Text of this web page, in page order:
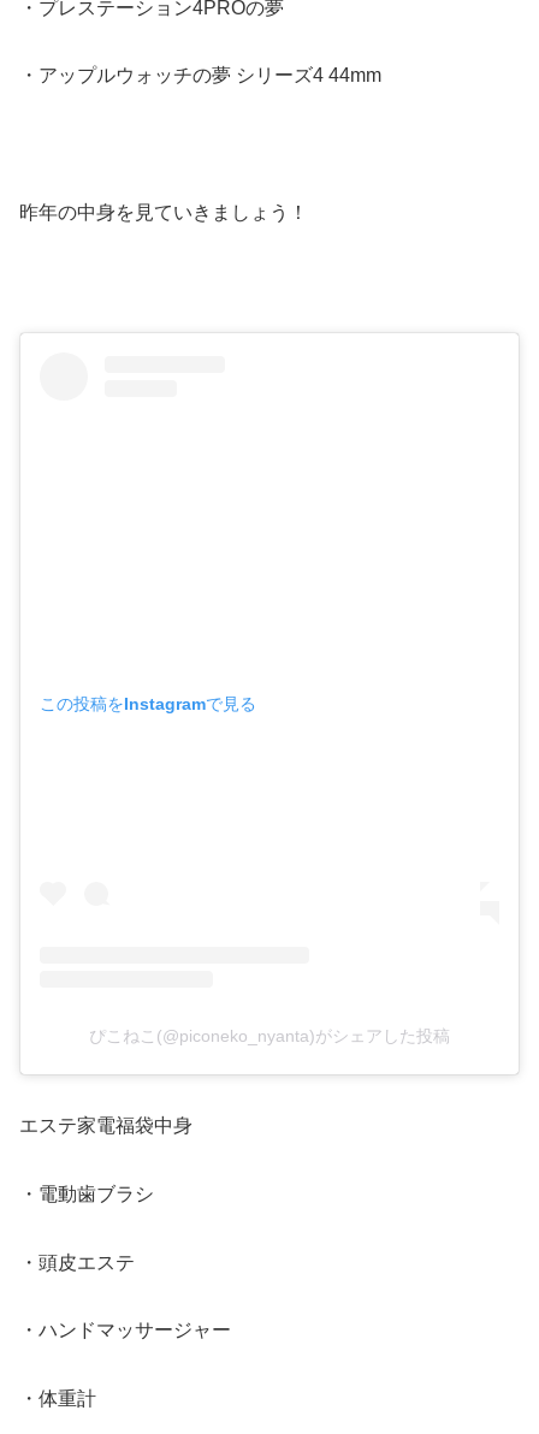
・プレステーション4PROの夢
・アップルウォッチの夢 シリーズ4 44mm
昨年の中身を見ていきましょう！
この投稿をInstagramで見る
ぴこねこ(@piconeko_nyanta)がシェアした投稿
エステ家電福袋中身
・電動歯ブラシ
・頭皮エステ
・ハンドマッサージャー
・体重計